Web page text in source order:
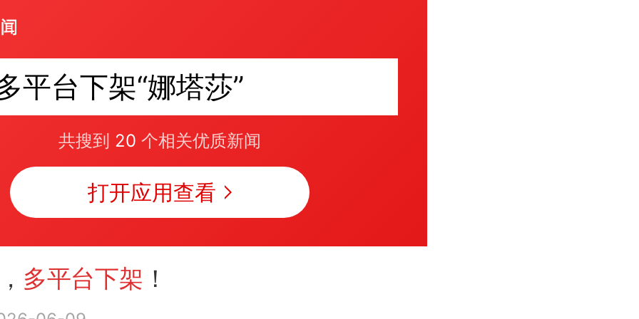
平台下架“娜塔莎”
共搜到 20 个相关优质新闻
打开应用查看
多平台下架 ！